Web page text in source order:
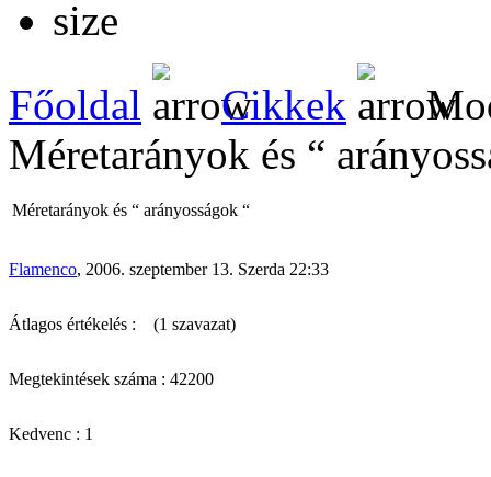
Főoldal Cikkek
Méretarányok és “
Méretarányok és “ arányosságok “
Flamenco, 2006. szeptember 13. Szerda 22:33
Átlagos értékelés : (1 szavazat)
Megtekintések száma : 42200
Kedvenc : 1